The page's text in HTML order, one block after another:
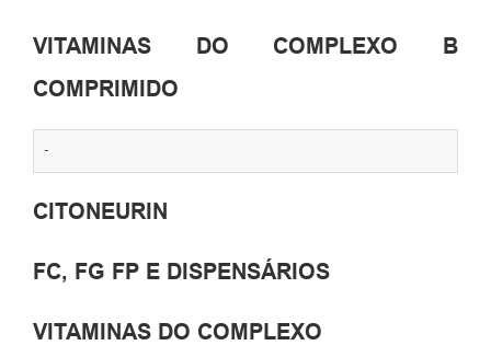
VITAMINAS DO COMPLEXO B
COMPRIMIDO
-
CITONEURIN
FC, FG FP E DISPENSÁRIOS
VITAMINAS DO COMPLEXO